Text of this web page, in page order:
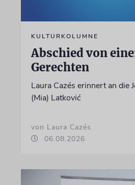
KULTURKOLUMNE
Abschied von
Gerechten
Laura Cazés erinnert an die
(Mia) Latković
von Laura Cazés
06.08.2026